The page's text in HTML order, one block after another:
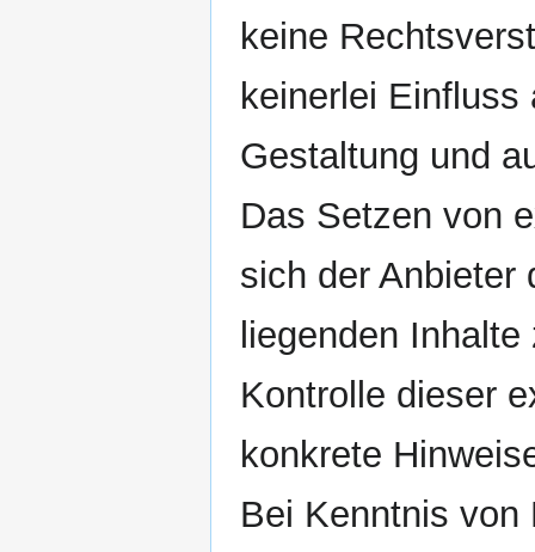
keine
keinerlei
Gestaltung und
Das Setzen von
sich der Anbieter
liegenden
Kontrolle dieser
konkrete
Bei Kenntnis von